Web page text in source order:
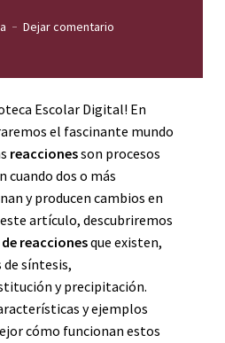
Dejar comentario
Escolar Digital! En
el fascinante mundo
reaccionesson procesos
cuando dos o más
y producen cambios en
artículo, descubriremos
reaccionesque existen,
de síntesis,
y precipitación.
y ejemplos
cómo funcionan estos